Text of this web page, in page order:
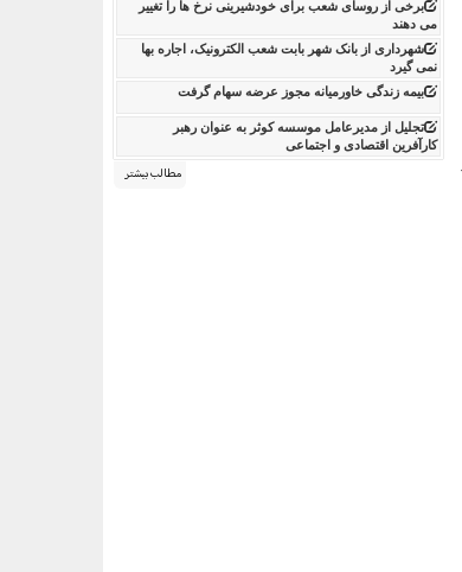
برخی از روسای شعب برای خودشیرینی نرخ ها را تغییر
می دهند
شهرداری از بانک شهر بابت شعب الکترونیک، اجاره بها
نمی گیرد
بیمه زندگی خاورمیانه مجوز عرضه سهام گرفت
تجلیل از مدیرعامل موسسه کوثر به عنوان رهبر
کارآفرین اقتصادی و اجتماعی
مطالب بیشتر